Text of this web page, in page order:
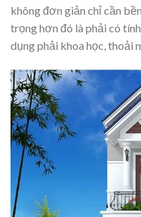
không đơn giản chỉ cần
trọng hơn đó là phải có
dụng phải khoa học, thoải